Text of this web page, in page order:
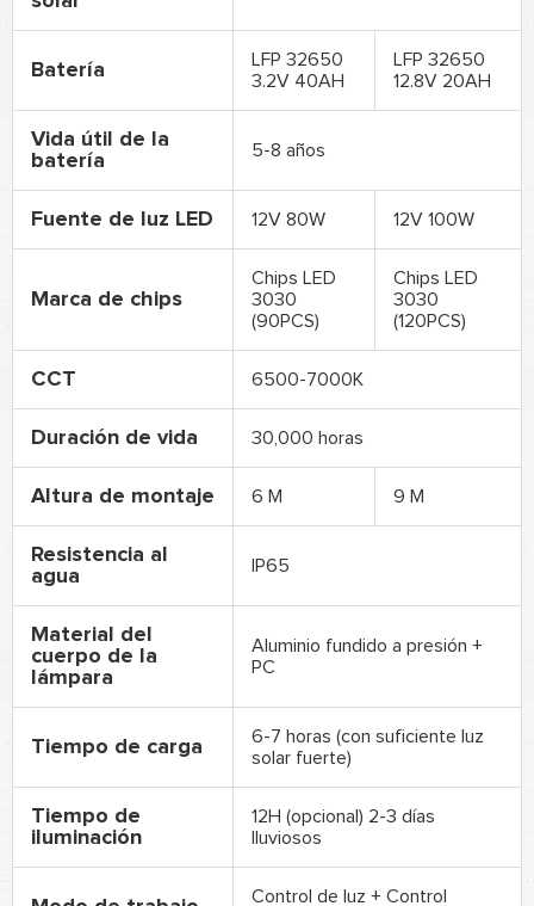
Batería
LFP 32650
3.2V 40AH
LFP 32650
12.8V 20AH
Vida útil de la
batería
5-8 años
Fuente de luz LED 12V 80W 12V 100W
Marca de chips
Chips LED
3030
(90PCS)
Chips LED
3030
(120PCS)
CCT 6500-7000K
Duración de vida 30,000 horas
Altura de montaje 6 M 9 M
Resistencia al
agua
IP65
Material del
cuerpo de la
lámpara
Aluminio fundido a presión +
PC
Tiempo de carga
6-7 horas (con suficiente luz
solar fuerte)
Tiempo de
iluminación
12H (opcional) 2-3 días
lluviosos
Control de luz + Control